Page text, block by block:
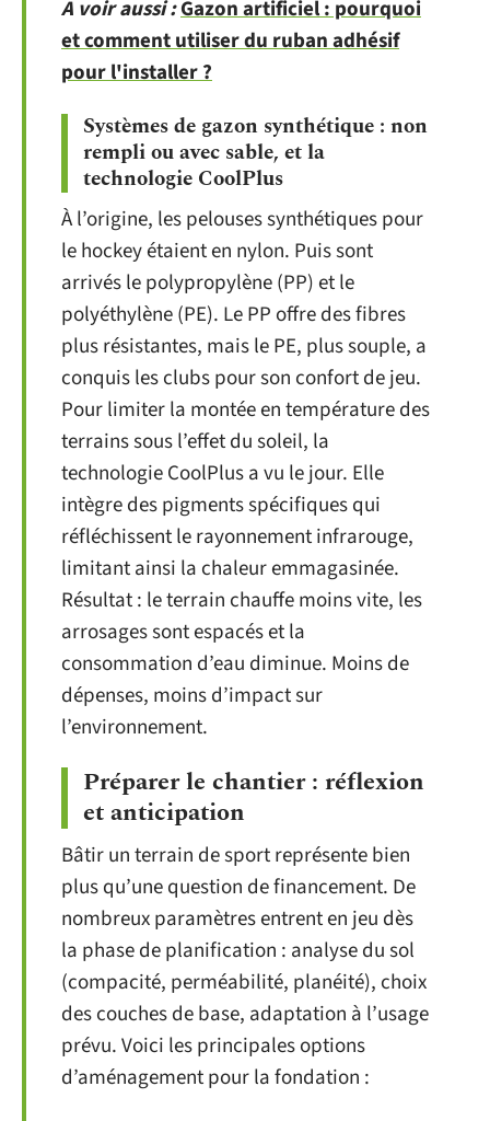
A voir aussi :Gazon artificiel : pourquoi
et comment utiliser du ruban adhésif
pour l'installer ?
Systèmes de gazon synthétique : non
rempli ou avec sable, et la
technologie CoolPlus
À l’origine, les pelouses synthétiques pour
le hockey étaient en nylon. Puis sont
arrivés le polypropylène (PP) et le
polyéthylène (PE). Le PP offre des fibres
plus résistantes, mais le PE, plus souple, a
conquis les clubs pour son confort de jeu.
Pour limiter la montée en température des
terrains sous l’effet du soleil, la
technologie CoolPlus a vu le jour. Elle
intègre des pigments spécifiques qui
réfléchissent le rayonnement infrarouge,
limitant ainsi la chaleur emmagasinée.
Résultat : le terrain chauffe moins vite, les
arrosages sont espacés et la
consommation d’eau diminue. Moins de
dépenses, moins d’impact sur
l’environnement.
Préparer le chantier : réflexion
et anticipation
Bâtir un terrain de sport représente bien
plus qu’une question de financement. De
nombreux paramètres entrent en jeu dès
la phase de planification : analyse du sol
(compacité, perméabilité, planéité), choix
des couches de base, adaptation à l’usage
prévu. Voici les principales options
d’aménagement pour la fondation :